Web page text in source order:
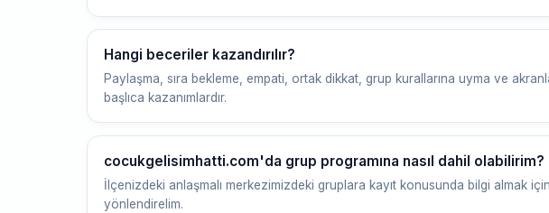
Hangi beceriler kazandırılır?
Paylaşma, sıra bekleme, empati, ortak dikkat, grup kurallarına uyma ve
başlıca kazanımlardır.
cocukgelisimhatti.com'da grup programına nasıl dahil olabilirim?
İlçenizdeki anlaşmalı merkezimizdeki gruplara kayıt konusunda bilgi almak
yönlendirelim.